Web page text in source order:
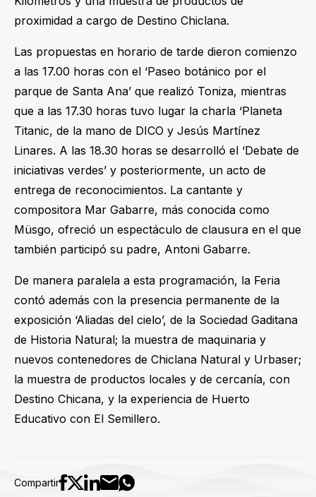
proximidad a cargo de Destino Chiclana.
Las propuestas en horario de tarde dieron comienzo
a las 17.00 horas con el ‘Paseo botánico por el
parque de Santa Ana’ que realizó Toniza, mientras
que a las 17.30 horas tuvo lugar la charla ‘Planeta
Titanic, de la mano de DICO y Jesús Martínez
Linares. A las 18.30 horas se desarrolló el ‘Debate de
iniciativas verdes’ y posteriormente, un acto de
entrega de reconocimientos. La cantante y
compositora Mar Gabarre, más conocida como
Müsgo, ofreció un espectáculo de clausura en el que
también participó su padre, Antoni Gabarre.
De manera paralela a esta programación, la Feria
contó además con la presencia permanente de la
exposición ‘Aliadas del cielo’, de la Sociedad Gaditana
de Historia Natural; la muestra de maquinaria y
nuevos contenedores de Chiclana Natural y Urbaser;
la muestra de productos locales y de cercanía, con
Destino Chicana, y la experiencia de Huerto
Educativo con El Semillero.
Compartir